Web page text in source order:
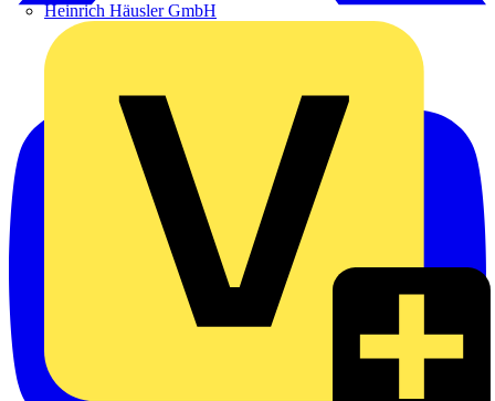
Heinrich Häusler GmbH